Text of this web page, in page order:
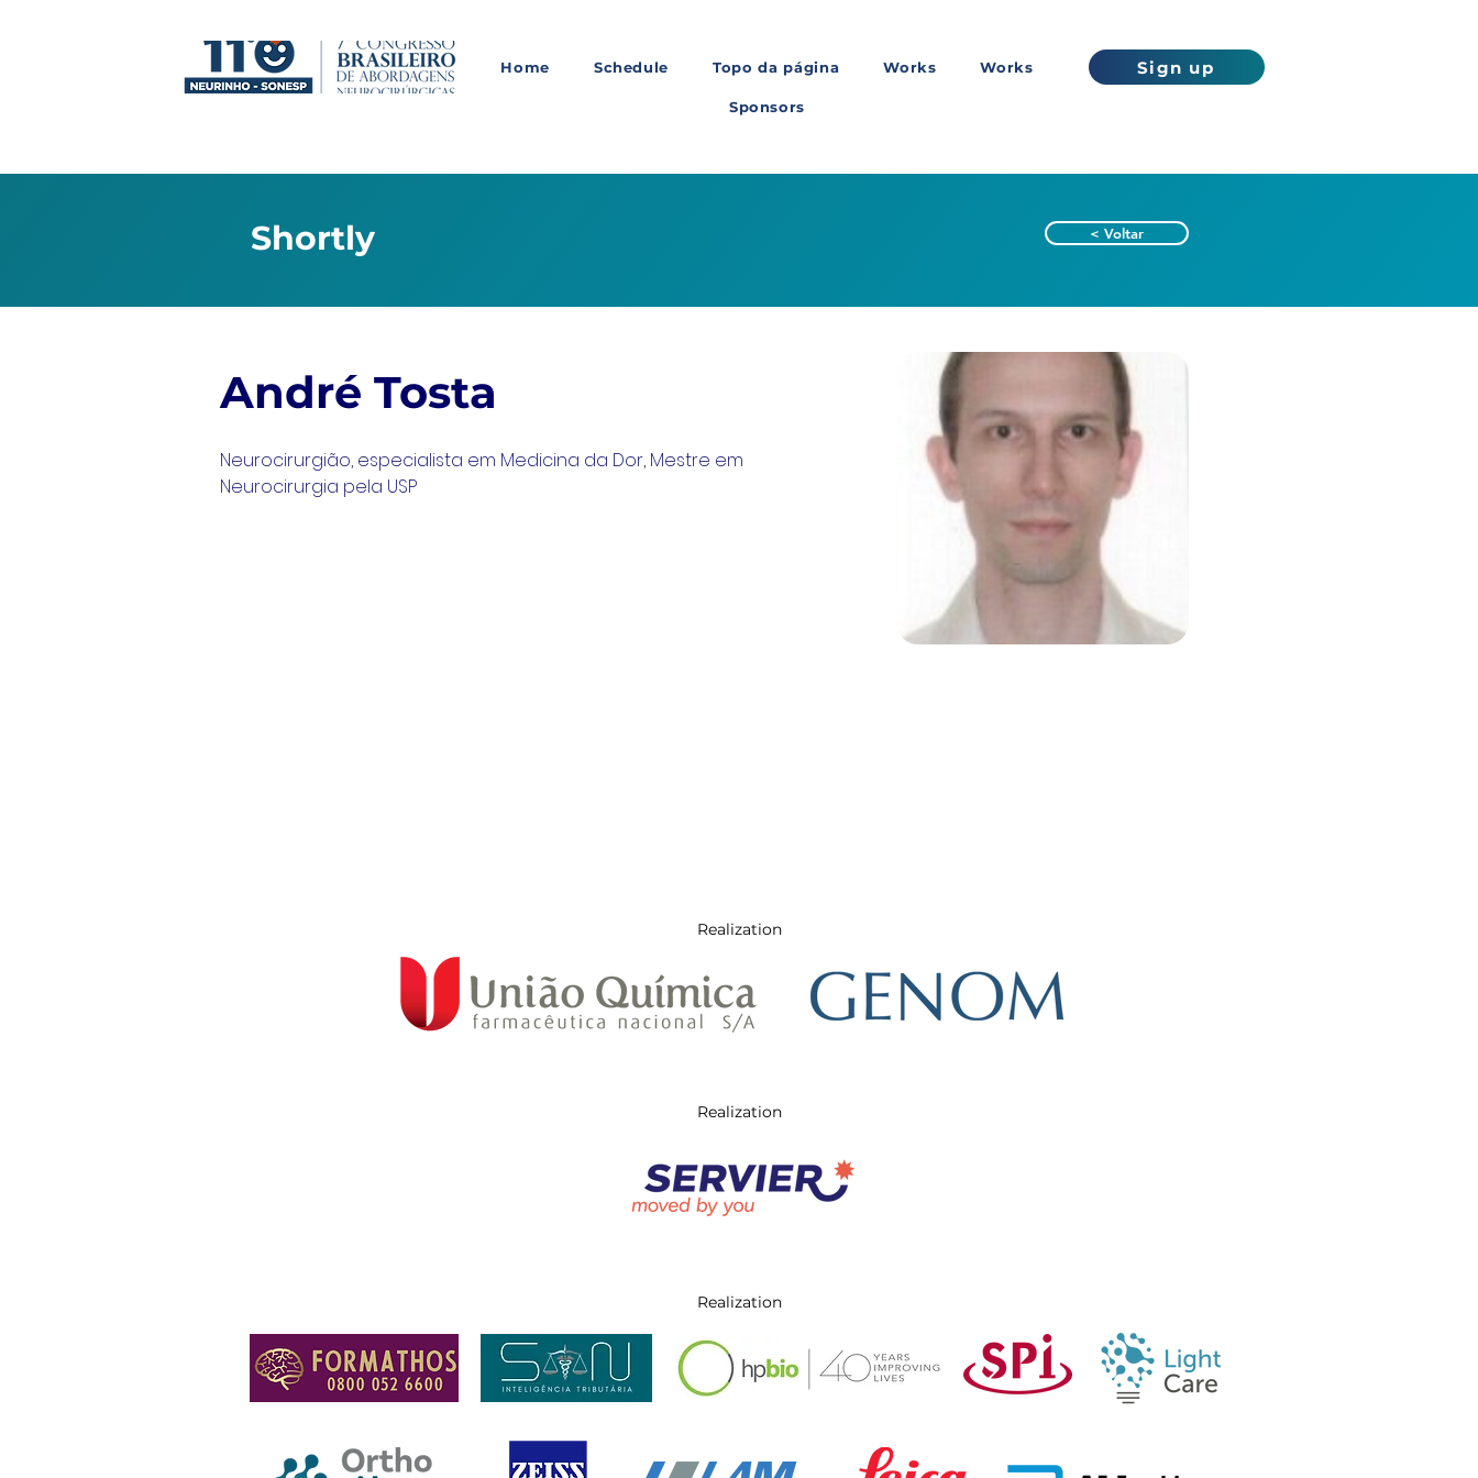
Home Schedule Topo da página Works Works
Sponsors
Sign up
André Tosta
Neurocirurgião, especialista em Medicina da Dor, Mestre em
Neurocirurgia pela USP
Shortly < Voltar
Realization
Realization
Realization